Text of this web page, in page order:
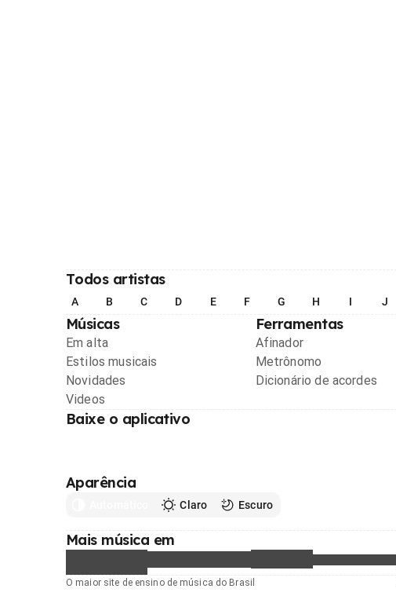
Todos artistas
A B C D E F G H I J
Músicas
Em alta
Estilos musicais
Novidades
Videos
Ferramentas
Afinador
Metrônomo
Dicionário de acordes
Baixe o aplicativo
Aparência
Claro Escuro
Mais música em
O maior site de ensino de música do Brasil